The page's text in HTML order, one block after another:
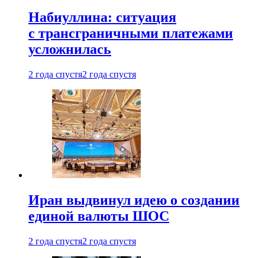
Набиуллина: ситуация
с трансграничными платежами
усложнилась
2 года спустя2 года спустя
Иран выдвинул идею о создании
единой валюты ШОС
2 года спустя2 года спустя